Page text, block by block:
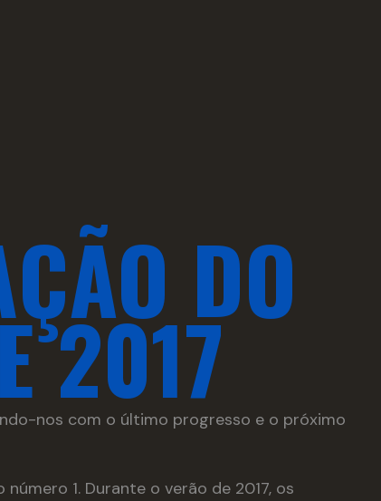
DO
2017
nos com o último progresso e o próximo
1. Durante o verão de 2017, os